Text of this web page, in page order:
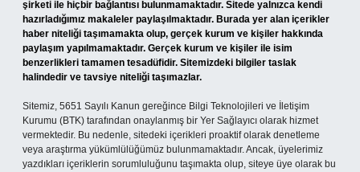
şirketi ile hiçbir bağlantısı bulunmamaktadır. Sitede yalnızca kendi
hazırladığımız makaleler paylaşılmaktadır. Burada yer alan içerikler
haber niteliği taşımamakta olup, gerçek kurum ve kişiler hakkında
paylaşım yapılmamaktadır. Gerçek kurum ve kişiler ile isim
benzerlikleri tamamen tesadüfidir. Sitemizdeki bilgiler taslak
halindedir ve tavsiye niteliği taşımazlar.
Sitemiz, 5651 Sayılı Kanun gereğince Bilgi Teknolojileri ve İletişim
Kurumu (BTK) tarafından onaylanmış bir Yer Sağlayıcı olarak hizmet
vermektedir. Bu nedenle, sitedeki içerikleri proaktif olarak denetleme
veya araştırma yükümlülüğümüz bulunmamaktadır. Ancak, üyelerimiz
yazdıkları içeriklerin sorumluluğunu taşımakta olup, siteye üye olarak bu